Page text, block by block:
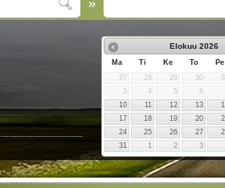
Elokuu 2026
Ma Ti Ke To
Pe
27
28 29 30
3
4 5
6
10
11 12 13
17
18 19 20
24
25 26 27
31
1 2 3